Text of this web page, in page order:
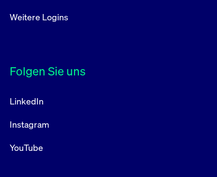
Weitere Logins
Folgen Sie uns
LinkedIn
Instagram
YouTube